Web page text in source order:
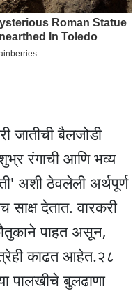
जातीची बैलजोडी
रंगाची आणि भव्य
अशी ठेवलेली अर्थपूर्ण
साक्ष देतात. वारकरी
पाहत असून,
काढत आहेत.२८
पालखीचे बुलढाणा